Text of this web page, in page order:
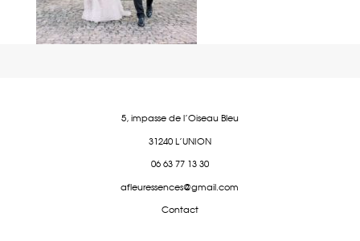
5, impasse de l'Oiseau Bleu
31240 L'UNION
06 63 77 13 30
afleuressences@gmail.com
Contact